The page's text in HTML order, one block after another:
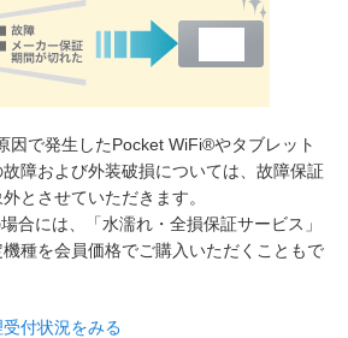
因で発生したPocket WiFi®やタブレット
障および外装破損については、故障保証
とさせていただきます。
合には、「水濡れ・全損保証サービス」
種を会員価格でご購入いただくこともで
付状況をみる